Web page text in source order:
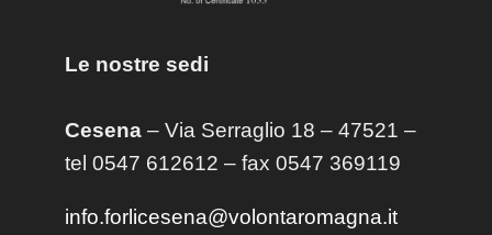
Le nostre sedi
Cesena– Via Serraglio 18 – 47521 –
tel 0547 612612 – fax 0547 369119
info.forlicesena@volontaromagna.it